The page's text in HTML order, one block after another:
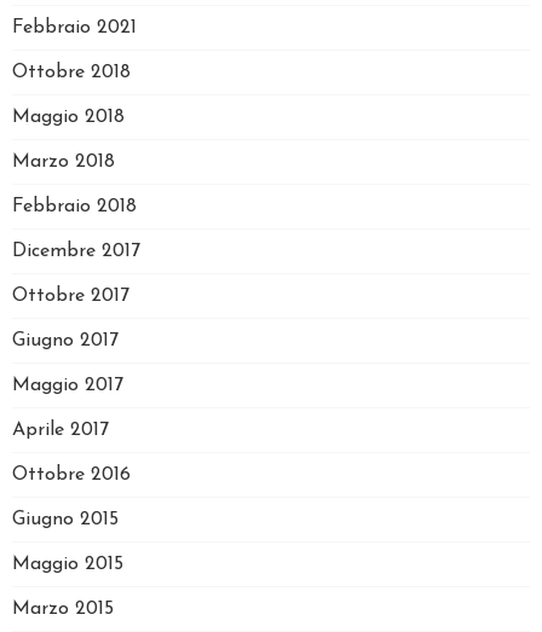
Febbraio 2021
Ottobre 2018
Maggio 2018
Marzo 2018
Febbraio 2018
Dicembre 2017
Ottobre 2017
Giugno 2017
Maggio 2017
Aprile 2017
Ottobre 2016
Giugno 2015
Maggio 2015
Marzo 2015